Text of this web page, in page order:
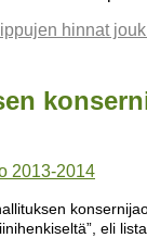
hinnat
2013-2014
eli